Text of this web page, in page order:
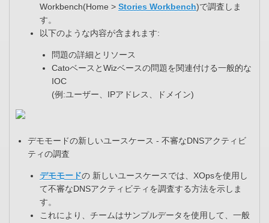
Workbench(Home > Stories Workbench)で調査しま
す。​
以下のような内容が含まれます:
問題の詳細とリソース​
CatoベースとWizベースの問題を関連付ける一般的な
IOC​
(例:ユーザー、IPアドレス、ドメイン)​
デモモードの新しいユースケース - 不審なDNSアクティビ
ティの調査​
デモモードの 新しいユースケースでは、XOpsを使用し
て不審なDNSアクティビティを調査する方法を示しま
す。​
これにより、チームはサンプルデータを使用して、一般